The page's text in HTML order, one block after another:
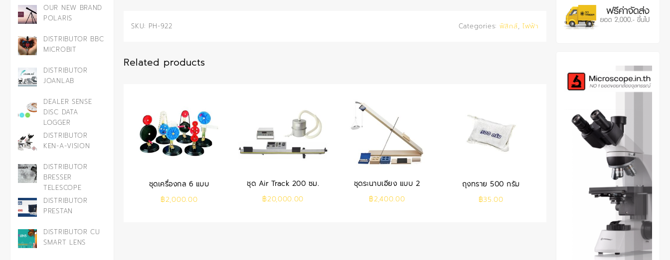
OUR NEW BRAND
POLARIS
DISTRIBUTOR BBC
MICROBIT
DISTRIBUTOR
JOANLAB
DEALER SENSE
DISC DATA
LOGGER
DISTRIBUTOR
KEN-A-VISION
DISTRIBUTOR
BRESSER
TELESCOPE
DISTRIBUTOR
PRESTAN
DISTRIBUTOR CU
SMART LENS
SKU: PH-922 Categories: ฟิสิกส์, ไฟฟ้า
Related products
ชุดเครื่องกล 6 แบบ
฿2,000.00
ชุด Air Track 200 ซม.
฿20,000.00
ชุดระนาบเอียง แบบ 2
฿2,400.00
ถุงทราย 500 กรัม
฿35.00